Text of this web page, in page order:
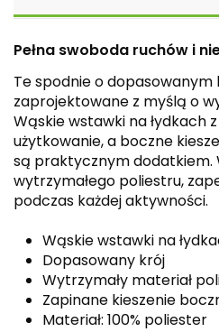
Pełna swoboda ruchów i
Te spodnie o dopasowanym
zaprojektowane z myślą o
Wąskie wstawki na łydkach
użytkowanie, a boczne
są praktycznym dodatkiem.
wytrzymałego poliestru,
podczas każdej aktywności.
Wąskie wstawki na
Dopasowany krój
Wytrzymały materiał
Zapinane kieszenie
Materiał: 100% poliester